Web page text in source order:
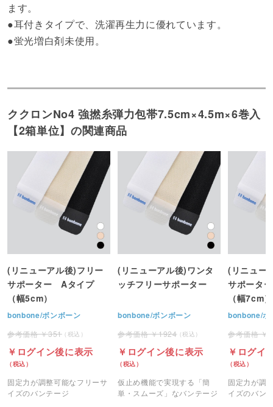
ます。
●耳付きタイプで、洗濯再生力に優れています。
●蛍光増白剤未使用。
ククロンNo4 強撚糸弾力包帯7.5cm×4.5m×6巻入
【2箱単位】の関連商品
(リニューアル後)フリー
サポーター Aタイプ
（幅5cm）
bonbone/ボンボーン
351
ログイン後に表示
固定力が調整可能なフリーサ
イズのバンテージ
(リニューアル後)ワンタ
ッチフリーサポーター
bonbone/ボンボーン
1924
ログイン後に表示
仮止め機能で実現する「簡
単・スムーズ」なバンテージ
(リニュー
サポータ
（幅7cm）
bonbone/ボ
ログイ
固定力が調
イズのバン